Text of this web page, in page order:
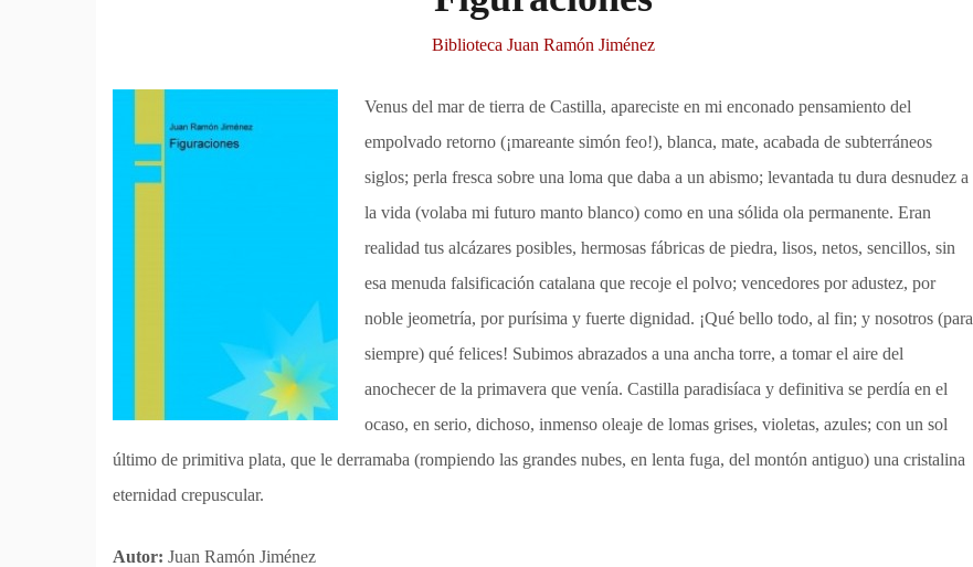
Biblioteca Juan Ramón Jiménez
Venus del mar de tierra de Castilla, apareciste en mi enconado pensamiento del
empolvado retorno (¡mareante simón feo!), blanca, mate, acabada de subterráneos
siglos; perla fresca sobre una loma que daba a un abismo; levantada tu dura desnudez a
la vida (volaba mi futuro manto blanco) como en una sólida ola permanente. Eran
realidad tus alcázares posibles, hermosas fábricas de piedra, lisos, netos, sencillos, sin
esa menuda falsificación catalana que recoje el polvo; vencedores por adustez, por
noble jeometría, por purísima y fuerte dignidad. ¡Qué bello todo, al fin; y nosotros (para
siempre) qué felices! Subimos abrazados a una ancha torre, a tomar el aire del
anochecer de la primavera que venía. Castilla paradisíaca y definitiva se perdía en el
ocaso, en serio, dichoso, inmenso oleaje de lomas grises, violetas, azules; con un sol
último de primitiva plata, que le derramaba (rompiendo las grandes nubes, en lenta fuga, del montón antiguo) una cristalina
eternidad crepuscular.
Autor: Juan Ramón Jiménez